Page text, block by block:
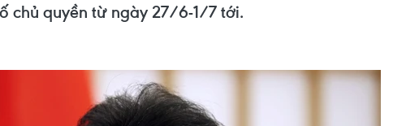
chủ quyền từ ngày 27/6-1/7 tới.